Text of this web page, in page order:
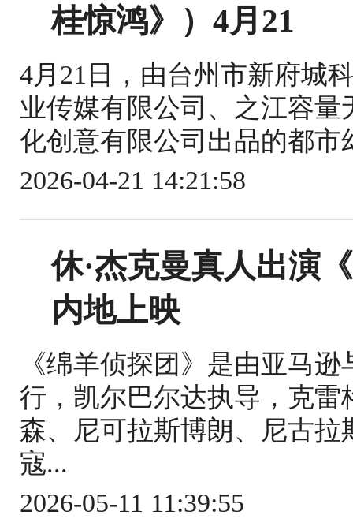
桂惊鸿》）4月21
4月21日，由台州市新府城
业传媒有限公司、之江容
化创意有限公司出品的都
2026-04-21 14:21:58
休·杰克曼真人出演
内地上映
《绵羊侦探团》是由亚马
行，凯尔巴尔达执导，克
森、尼可拉斯博朗、尼古
寇...
2026-05-11 11:39:55